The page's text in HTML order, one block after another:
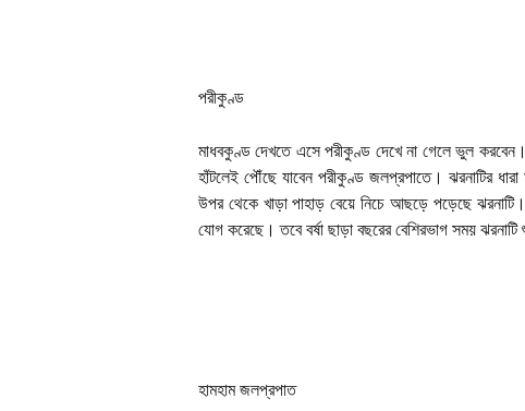
পরীকুণ্ড
মাধবকুণ্ড দেখতে এসে পরীকুণ্ড দেখে না গেলে ভুল করবেন।
হাঁটলেই পৌঁছে যাবেন পরীকুণ্ড জলপ্রপাতে। ঝরনাটির
উপর থেকে খাড়া পাহাড় বেয়ে নিচে আছড়ে পড়েছে
যোগ করেছে। তবে বর্ষা ছাড়া বছরের বেশিরভাগ সময়
হামহাম জলপ্রপাত